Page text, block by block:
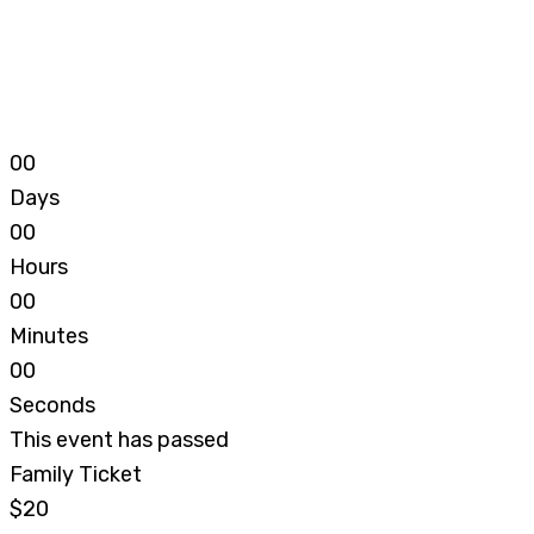
00
Days
00
Hours
00
Minutes
00
Seconds
This event has passed
Family Ticket
$20